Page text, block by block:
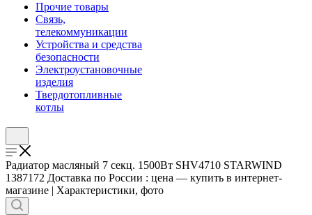
Прочие товары
Связь,
телекоммуникации
Устройства и средства
безопасности
Электроустановочные
изделия
Твердотопливные
котлы
Радиатор масляный 7 секц. 1500Вт SHV4710 STARWIND
1387172 Доставка по России : цена — купить в интернет-
магазине | Характеристики, фото